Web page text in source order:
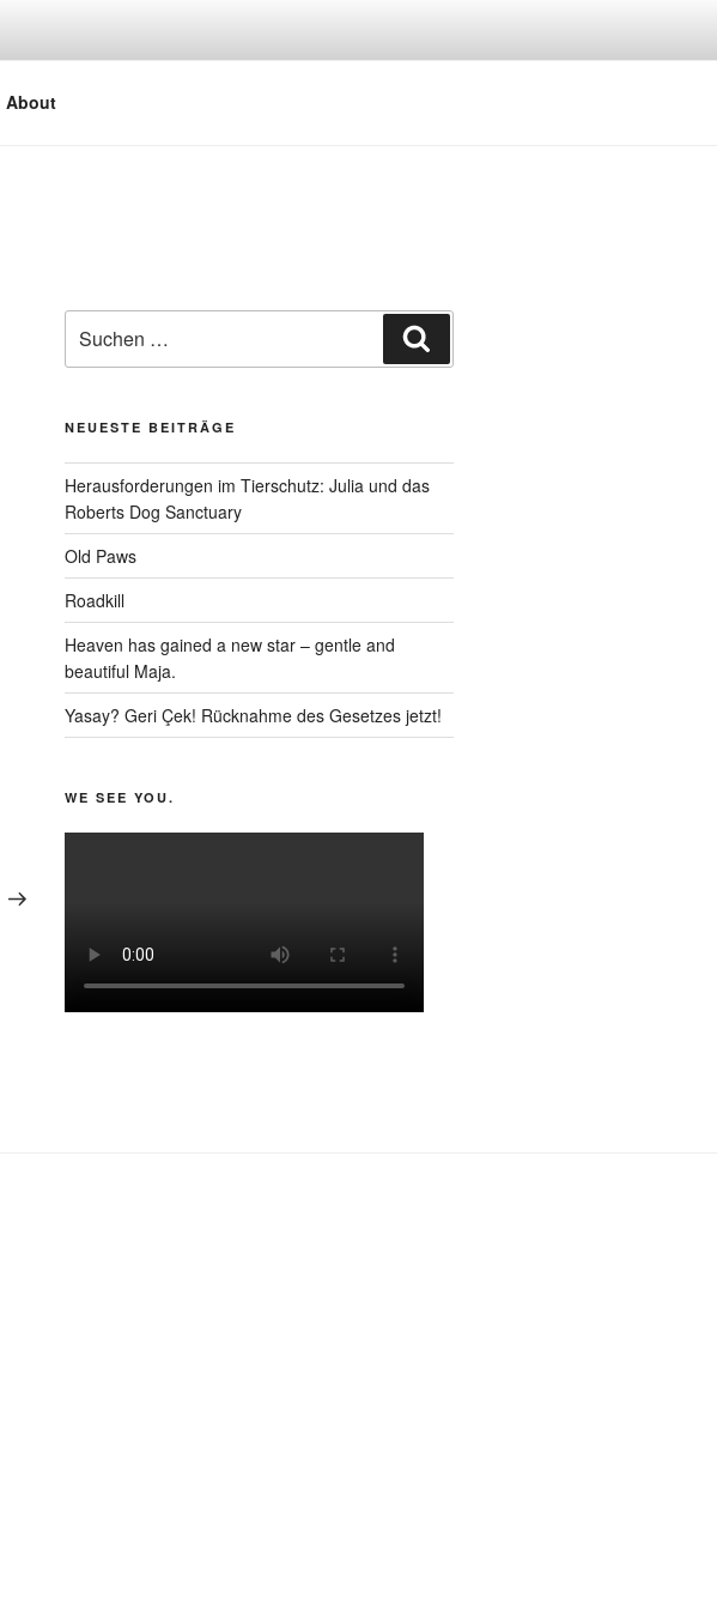
About
Beitrag
nach:
NEUESTE BEITRÄGE
Herausforderungen im Tierschutz: Julia und das
Roberts Dog Sanctuary
Old Paws
Roadkill
Heaven has gained a new star – gentle and
beautiful Maja.
Yasay? Geri Çek! Rücknahme des Gesetzes jetzt!
WE SEE YOU.